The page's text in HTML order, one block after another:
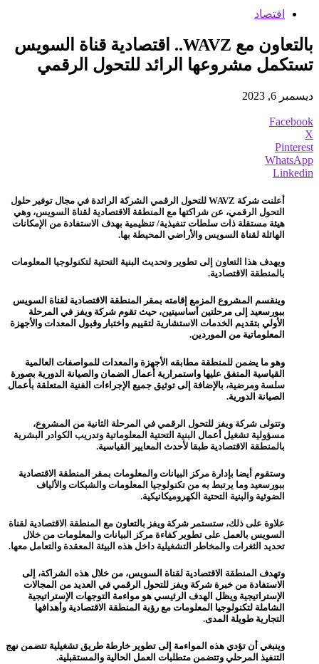
اقتصاد
بالتعاون مع WAVZ.. اقتصادية قناة السويس
تستكمل مشروعها الرائد للتحول الرقمي
ديسمبر 6, 2023
Facebook
X
Pinterest
WhatsApp
Linkedin
أعلنت شركة WAVZ للتحول الرقمي الشركة الرائدة في مجال توفير حلول
التحول الرقمي، عن شراكتها مع المنطقة الاقتصادية لقناة السويس، وهي
هيئة مستقلة ذات سلطات تنفيذية/ تنظيمية بهدف الاستفادة من الإمكانات
الهائلة لقناة السويس والأراضي المحيطة بها.
ويهدف هذا التعاون إلى تطوير وتحديث البنية التحتية لتكنولوجيا المعلومات
بالمنطقة الاقتصادية.
وينقسم المشروع المزمع إقامته بمقر المنطقة الاقتصادية لقناة السويس
ببورسعيد إلى مرحلتين أساسيتين، حيث تقوم شركة ويفز في المرحلة
الأولي بتقديم الخدمات الاستشارية لتقييم واختبار وقبول المعدات والأجهزة
المعلوماتية من الموردين.
وهو ما يضمن للمنطقة مطابقه الأجهزة والمعدات للمواصفات العالمية
القياسية المتفق عليها واستمرارية أعمال الضمان والصيانة الدورية بصورة
سلسة ومرضية، بالإضافة إلى توثيق جميع الإجراءات الفنية المتعلقة بأعمال
الصيانة الدورية.
وتتولى شركة ويفز للتحول الرقمي في المرحلة الثانية من المشروع،
مسؤولية تشغيل أعمال البنية التحتية المعلوماتية وتدريب الكوادر البشرية
بالمنطقة الاقتصادية طبقا لأحدث المعايير القياسية.
وستقوم أيضا بإدارة مركز البيانات والمعلومات بمقر المنطقة الاقتصادية
ببورسعيد وما يرتبط به من تكنولوجيا المعلومات والشبكات والألياف
الضوئية والبنية التحتية الكهروميكانيكية.
علاوة على ذلك، ستستمر شركة ويفز بالتعاون مع المنطقة الاقتصادية لقناة
السويس بالعمل على تطوير كفاءة مركز البيانات والمعلومات من خلال
تحديد الثغرات والمخاطر التشغيلية داخل هذه البيئة المعقدة والتعامل معها.
وتهدف المنطقة الاقتصادية لقناة السويس، من خلال هذه الشراكة، إلى
الاستفادة من خبرة شركة ويفز للتحول الرقمي في العديد من المجالات
الإستراتيجية ويظل الهدف الرئيسي هو مواءمة التوجهات الإستراتيجية
الشاملة لتكنولوجيا المعلومات مع رؤية المنطقة الاقتصادية وأهدافها
التجارية طويلة المدى.
وينبغي أن تؤدي هذه المواءمة إلى تطوير خارطة طريق تشغيلية تتضمن نهج
التنفيذ المرحلي وتتضمن متطلبات العمل الحالية والمستقبلية.